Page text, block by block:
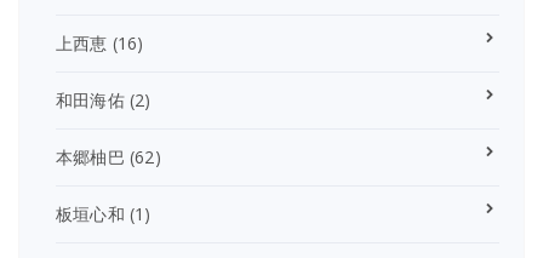
上西恵 (16)
和田海佑(2)
本郷柚巴 (62)
板垣心和 (1)